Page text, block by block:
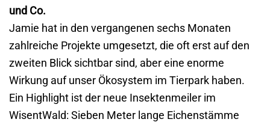
und Co.
Jamie hat in den vergangenen sechs Monaten
zahlreiche Projekte umgesetzt, die oft erst auf den
zweiten Blick sichtbar sind, aber eine enorme
Wirkung auf unser Ökosystem im Tierpark haben.
Ein Highlight ist der neue Insektenmeiler im
WisentWald: Sieben Meter lange Eichenstämme